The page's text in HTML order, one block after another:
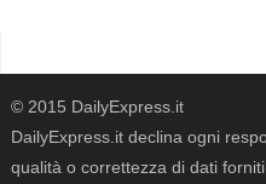
© 2015 DailyExpress.it
DailyExpress.it declina ogni
qualità o correttezza di dati